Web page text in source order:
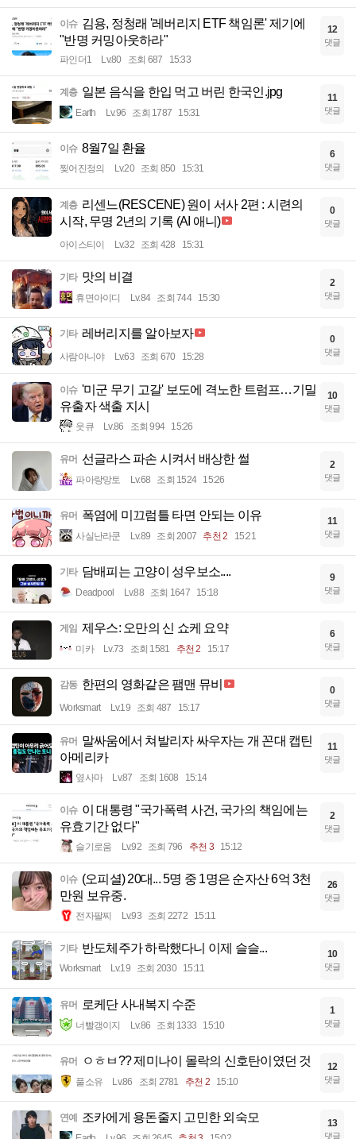
이슈 김용, 정청래 '레버리지 ETF 책임론' 제기에
"반명 커밍아웃하라"
파인더1 Lv.80 조회 687 15:33
12
댓글
계층 일본 음식을 한입 먹고 버린 한국인.jpg
Earth Lv.96 조회 1787 15:31
11
댓글
이슈 8월7일 환율
찢어진정의 Lv.20 조회 850 15:31
6
댓글
계층 리센느(RESCENE) 원이 서사 2편 : 시련의
시작, 무명 2년의 기록 (AI 애니)
아이스티이 Lv.32 조회 428 15:31
0
댓글
기타 맛의 비결
휴면아이디 Lv.84 조회 744 15:30
2
댓글
기타 레버리지를 알아보자
사람아니야 Lv.63 조회 670 15:28
0
댓글
이슈 '미군 무기 고갈' 보도에 격노한 트럼프…기밀
유출자 색출 지시
읏큐 Lv.86 조회 994 15:26
10
댓글
유머 선글라스 파손 시켜서 배상한 썰
파아랑망토 Lv.68 조회 1524 15:26
2
댓글
유머 폭염에 미끄럼틀 타면 안되는 이유
사실난라쿤 Lv.89 조회 2007 추천 2 15:21
11
댓글
기타 담배피는 고양이 성우보소....
Deadpool Lv.88 조회 1647 15:18
9
댓글
게임 제우스: 오만의 신 쇼케 요약
미카 Lv.73 조회 1581 추천 2 15:17
6
댓글
감동 한편의 영화같은 팸맨 뮤비
Worksmart Lv.19 조회 487 15:17
0
댓글
유머 말싸움에서 쳐발리자 싸우자는 개 꼰대 캡틴
아메리카
옆사마 Lv.87 조회 1608 15:14
11
댓글
이슈 이 대통령 "국가폭력 사건, 국가의 책임에는
유효기간 없다"
슬기로움 Lv.92 조회 796 추천 3 15:12
2
댓글
이슈 (오피셜) 20대... 5명 중 1명은 순자산 6억 3천
만원 보유중.
전자팔찌 Lv.93 조회 2272 15:11
26
댓글
기타 반도체주가 하락했다니 이제 슬슬...
Worksmart Lv.19 조회 2030 15:11
10
댓글
유머 로케단 사내복지 수준
너빨갱이지 Lv.86 조회 1333 15:10
1
댓글
유머 ㅇㅎㅂ?? 제미나이 몰락의 신호탄이였던 것
풀소유 Lv.86 조회 2781 추천 2 15:10
12
댓글
연예 조카에게 용돈줄지 고민한 외숙모 13
댓글